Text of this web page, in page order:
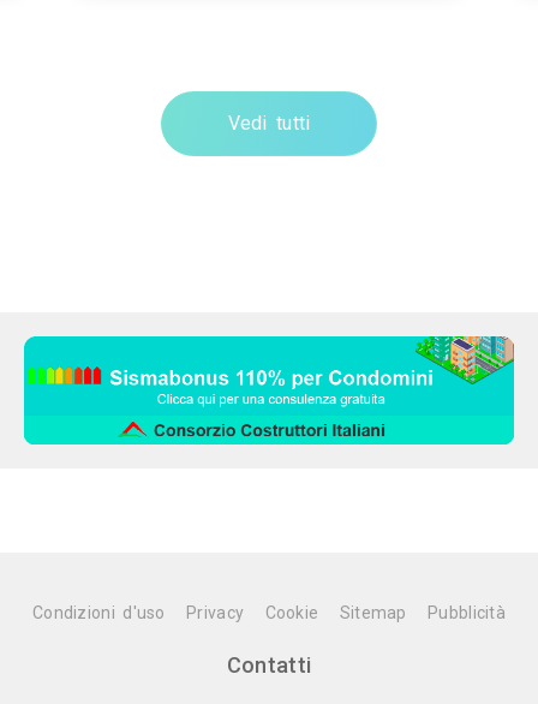
Vedi tutti
Condizioni d'uso Privacy Cookie Sitemap Pubblicità
Contatti